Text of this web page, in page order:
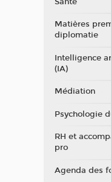
Matières
diplomatie
Intelligence
(IA)
Médiation
Psychologie
RH et
pro
Agenda des